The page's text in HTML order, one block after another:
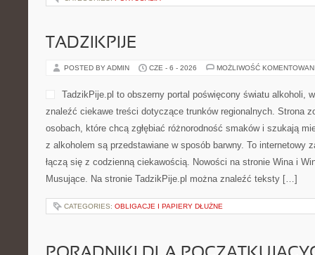
TADZIKPIJE
POSTED BY ADMIN CZE - 6 - 2026 MOŻLIWOŚĆ
TadzikPije.pl to obszerny portal poświęcony światu alkoholi,
znaleźć ciekawe treści dotyczące trunków regionalnych. Strona
osobach, które chcą zgłębiać różnorodność smaków i szukają
z alkoholem są przedstawiane w sposób barwny. To internetowy
łączą się z codzienną ciekawością. Nowości na stronie Wina i
Musujące. Na stronie TadzikPije.pl można znaleźć teksty […]
CATEGORIES: OBLIGACJE I PAPIERY DŁUŻNE